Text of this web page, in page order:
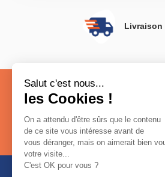
Livraison
Restez connecté
Inscrivez-vous à notre newsletter